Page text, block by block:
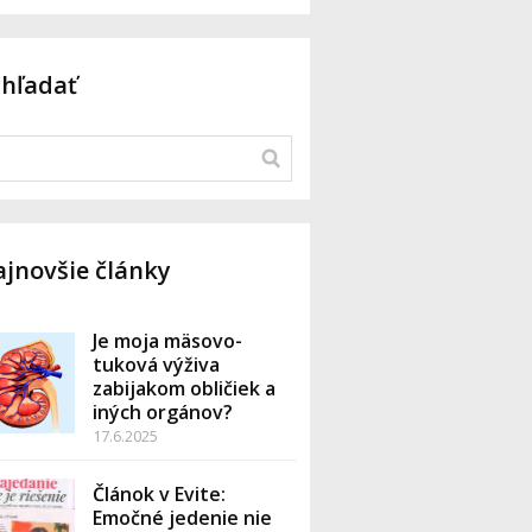
články
Je moja mäsovo-
tuková výživa
zabijakom obličiek a
iných orgánov?
17.6.2025
Článok v Evite:
Emočné jedenie nie